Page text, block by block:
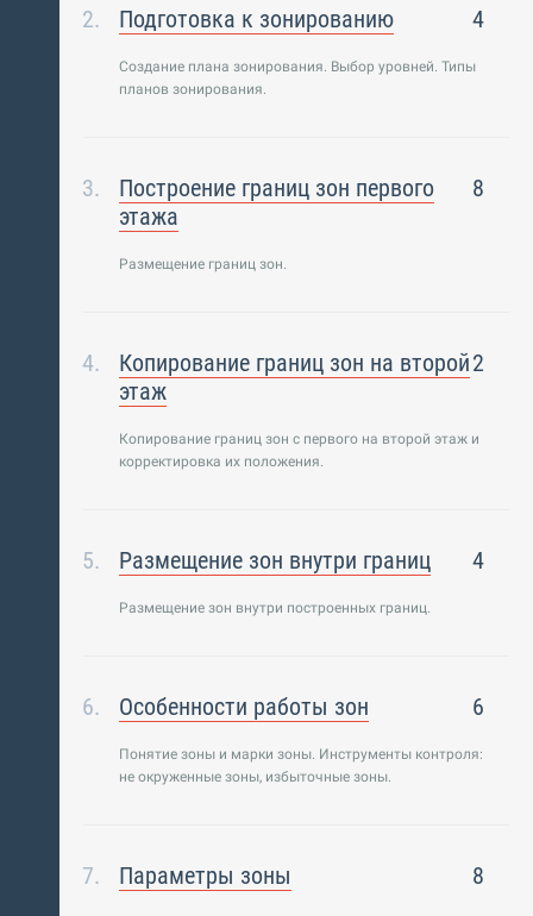
Подготовка к зонированию 4
Создание плана зонирования. Выбор уровней. Типы
планов зонирования.
Построение границ зон первого
этажа
8
Размещение границ зон.
Копирование границ зон на второй
этаж
2
Копирование границ зон с первого на второй этаж и
корректировка их положения.
Размещение зон внутри границ 4
Размещение зон внутри построенных границ.
Особенности работы зон 6
Понятие зоны и марки зоны. Инструменты контроля:
не окруженные зоны, избыточные зоны.
Параметры зоны 8